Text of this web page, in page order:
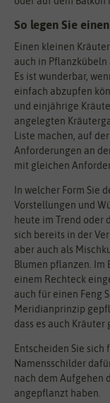
So legen Sie
Einen kleinen
auch in Pflanzkübeln
Es ist wunderbar,
einfach abzupfen
und einjährige
angelegten
Liste machen, auf
Anforderungen an
mit gleichen
In welcher Form Sie
Vorstellungen und
heute im Trend oder
sich bereits in der
aber auch als
Blumen pflanzen. Im
einem Rechteck
auch für einen Feng
Meridianprinzip
dass es auch
Entscheiden Sie sich
Namensschilder
nach dem Aufgehen
angepflanzt haben.